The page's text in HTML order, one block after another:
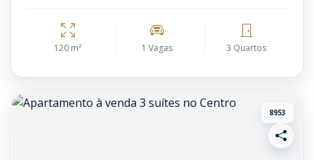
120 m² 1 Vagas 3 Quartos
8953